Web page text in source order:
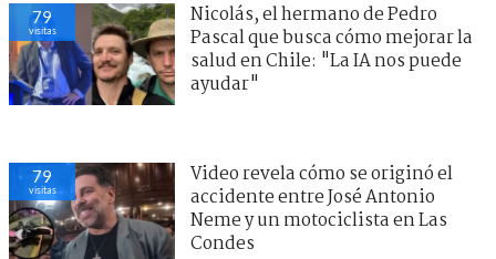
79
visitas
Nicolás, el hermano de Pedro
Pascal que busca cómo mejorar la
salud en Chile: "La IA nos puede
ayudar"
79
visitas
Video revela cómo se originó el
accidente entre José Antonio
Neme y un motociclista en Las
Condes